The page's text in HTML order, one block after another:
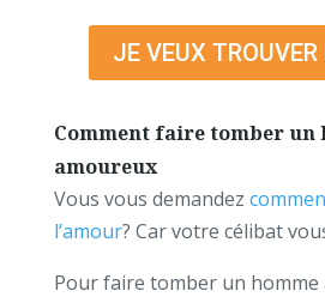
JE VEUX
Comment faire tomber un
amoureux
Vous vous demandez
l’amour? Car votre célibat
Pour faire tomber un homme